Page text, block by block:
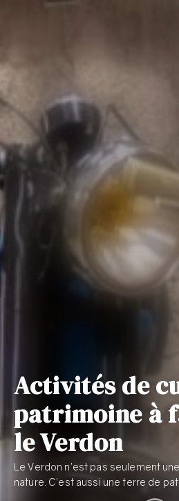
Activités de
patrimoine à
le Verdon
Le Verdon n’est pas seulement
nature. C’est aussi une terre de